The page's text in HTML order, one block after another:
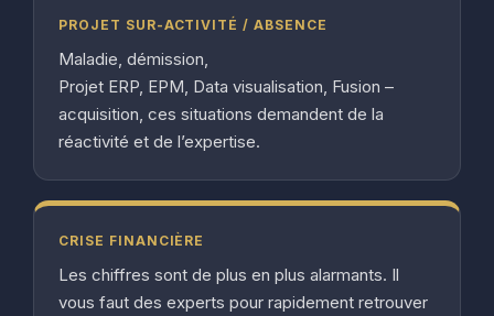
PROJET SUR-ACTIVITÉ / ABSENCE
Maladie, démission,
Projet ERP, EPM, Data visualisation, Fusion –
acquisition, ces situations demandent de la
réactivité et de l’expertise.
CRISE FINANCIÈRE
Les chiffres sont de plus en plus alarmants. Il
vous faut des experts pour rapidement retrouver